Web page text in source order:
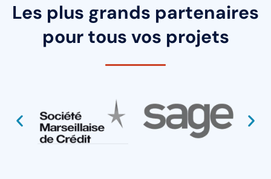
Les plus grands partenaires
pour tous vos projets